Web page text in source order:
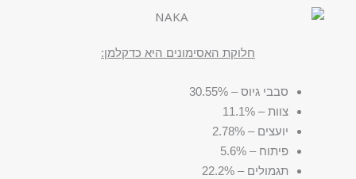
חלוקת האסימונים היא כדקלמן:
סבבי גיוס – 30.55%
צוות – 11.1%
יועצים – 2.78%
פיתוח – 5.6%
תגמולים – 22.2%